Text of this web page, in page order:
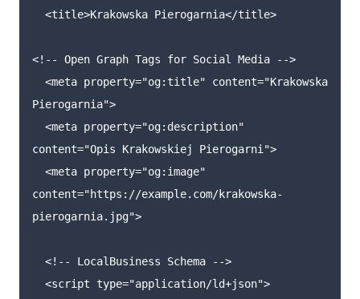
<title>Krakowska Pierogarnia</title>
<!-- Open Graph Tags for Social Media -->
<meta property="og:title" content="Krakowska
Pierogarnia">
<meta property="og:description"
content="Opis Krakowskiej Pierogarni">
<meta property="og:image"
content="https://example.com/krakowska-
pierogarnia.jpg">
<!-- LocalBusiness Schema -->
<script type="application/ld+json">